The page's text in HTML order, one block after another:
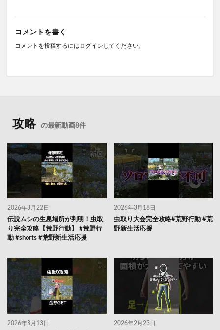
コメントを書く
コメントを投稿するには ログイン してください。
攻略 の最新動画8件
2026年3月22日
伝説ムシの生息場所が判明！虫取
り完全攻略【荒野行動】 #荒野行
動 #shorts #荒野新生活応援
2026年3月18日
虫取り大会完全攻略#荒野行動 #荒
野新生活応援
2026年3月13日 2026年2月23日